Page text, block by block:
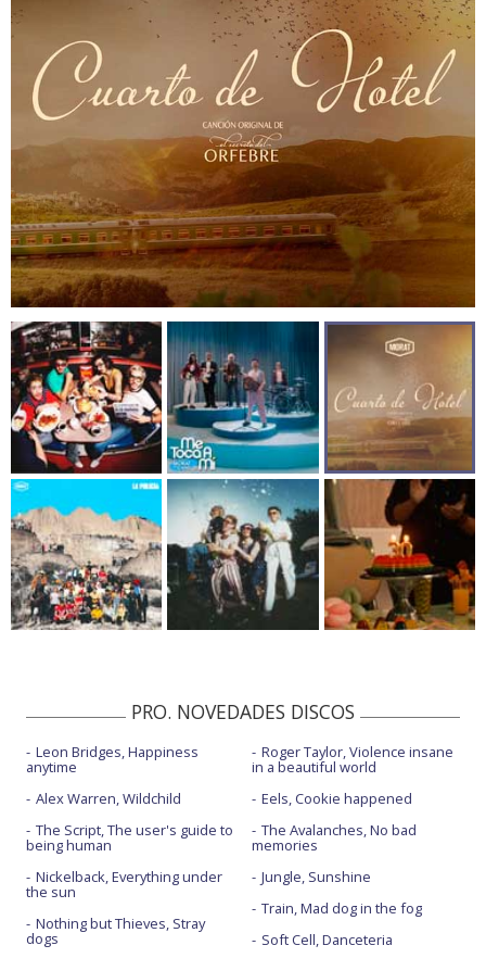
PRO. NOVEDADES DISCOS
Leon Bridges, Happiness
anytime
Alex Warren, Wildchild
The Script, The user's guide to
being human
Nickelback, Everything under
the sun
Nothing but Thieves, Stray
dogs
Roger Taylor, Violence insane
in a beautiful world
Eels, Cookie happened
The Avalanches, No bad
memories
Jungle, Sunshine
Train, Mad dog in the fog
Soft Cell, Danceteria